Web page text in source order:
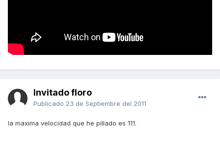
Invitado floro
Publicado 23 de Septiembre del 2011
la maxima velocidad que he pillado es 111.